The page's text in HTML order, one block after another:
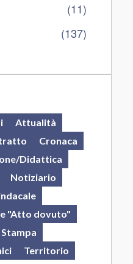
(11)
(137)
Attualità
Cronaca
Didattica
Notiziario
"Atto dovuto"
Stampa
Territorio